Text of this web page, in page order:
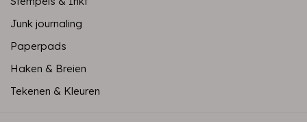
Junk journaling
Paperpads
Haken & Breien
Tekenen & Kleuren